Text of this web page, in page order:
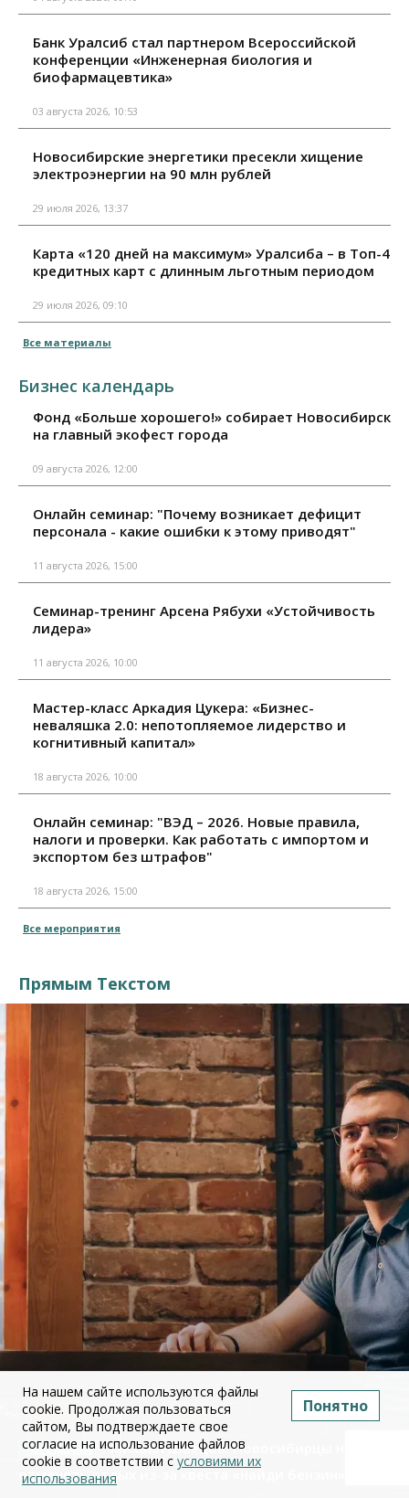
Банк Уралсиб стал партнером Всероссийской
конференции «Инженерная биология и
биофармацевтика»
03 августа 2026, 10:53
Новосибирские энергетики пресекли хищение
электроэнергии на 90 млн рублей
29 июля 2026, 13:37
Карта «120 дней на максимум» Уралсиба – в Топ-4
кредитных карт с длинным льготным периодом
29 июля 2026, 09:10
Все материалы
Бизнес календарь
Фонд «Больше хорошего!» собирает Новосибирск
на главный экофест города
09 августа 2026, 12:00
Онлайн семинар: "Почему возникает дефицит
персонала - какие ошибки к этому приводят"
11 августа 2026, 15:00
Семинар-тренинг Арсена Рябухи «Устойчивость
лидера»
11 августа 2026, 10:00
Мастер-класс Аркадия Цукера: «Бизнес-
неваляшка 2.0: непотопляемое лидерство и
когнитивный капитал»
18 августа 2026, 10:00
Онлайн семинар: "ВЭД – 2026. Новые правила,
налоги и проверки. Как работать с импортом и
экспортом без штрафов"
18 августа 2026, 15:00
Все мероприятия
Прямым Текстом
Михаил Швецов: Новосибирцы начали
отменять отдых из-за квеста «найди бензин»
На нашем сайте используются файлы
cookie. Продолжая пользоваться
сайтом, Вы подтверждаете свое
согласие на использование файлов
cookie в соответствии с условиями их
использования
Понятно